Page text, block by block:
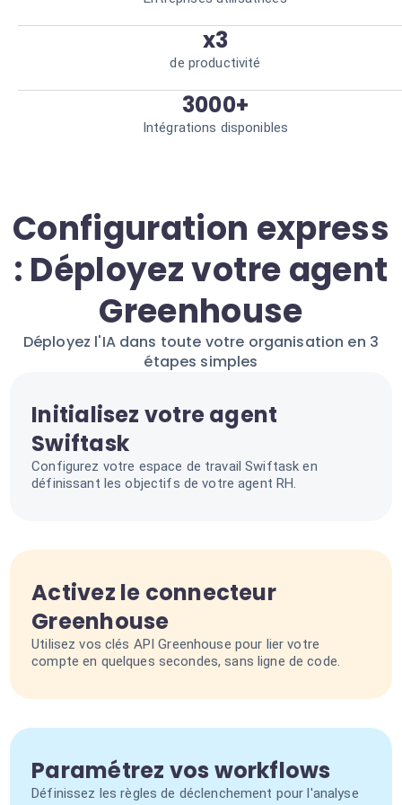
x3
de productivité
3000+
Intégrations disponibles
Configuration express
: Déployez votre agent
Greenhouse
Déployez l'IA dans toute votre organisation en 3
étapes simples
Initialisez votre agent
Swiftask
Configurez votre espace de travail Swiftask en
définissant les objectifs de votre agent RH.
Activez le connecteur
Greenhouse
Utilisez vos clés API Greenhouse pour lier votre
compte en quelques secondes, sans ligne de code.
Paramétrez vos workflows
Définissez les règles de déclenchement pour l'analyse